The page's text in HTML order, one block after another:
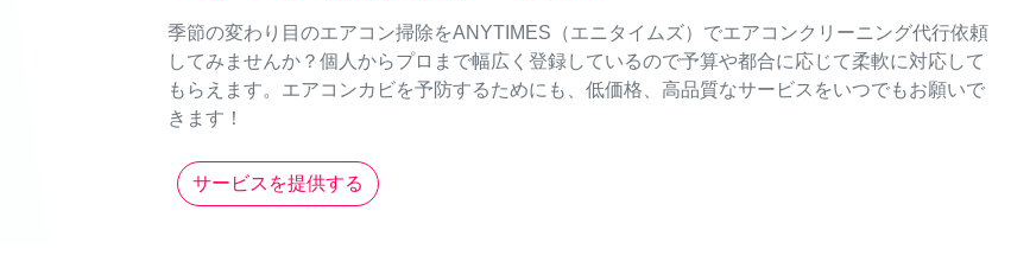
季節の変わり目のエアコン掃除をANYTIMES（エニタイムズ）でエアコンクリーニング代行依頼
してみませんか？個人からプロまで幅広く登録しているので予算や都合に応じて柔軟に対応して
もらえます。エアコンカビを予防するためにも、低価格、高品質なサービスをいつでもお願いで
きます！
サービスを提供する